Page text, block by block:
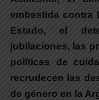
embestida contra
Estado, el
jubilaciones, las
políticas de
recrudecen las
de género en la